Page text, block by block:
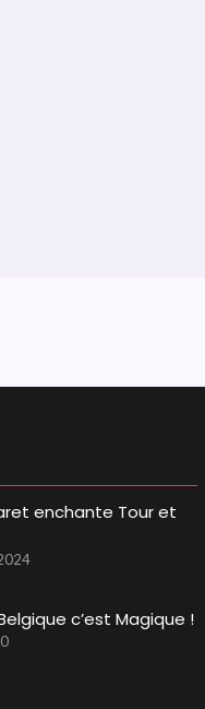
enchante Tour et
c’est Magique !